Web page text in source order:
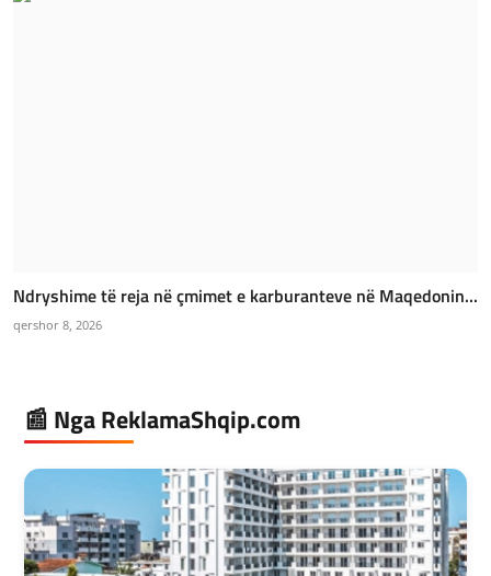
Ndryshime të reja në çmimet e karburanteve në Maqedonin...
qershor 8, 2026
📰 Nga ReklamaShqip.com